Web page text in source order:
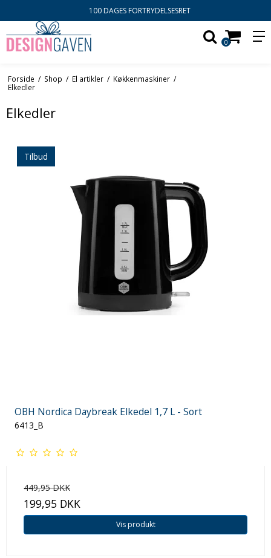
100 DAGES FORTRYDELSESRET
0
Forside / Shop / El artikler / Køkkenmaskiner /
Elkedler
Elkedler
Tilbud
OBH Nordica Daybreak Elkedel 1,7 L - Sort
6413_B
449,95 DKK
199,95 DKK
Vis produkt